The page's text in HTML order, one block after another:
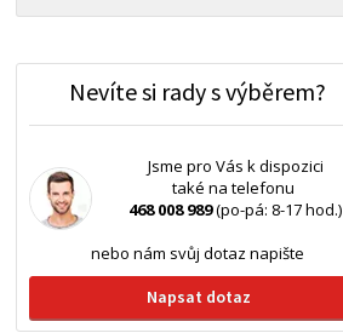
Nevíte si rady s výběrem?
Jsme pro Vás k dispozici
také na telefonu
468 008 989(po-pá: 8-17 hod.)
nebo nám svůj dotaz napište
Napsat dotaz